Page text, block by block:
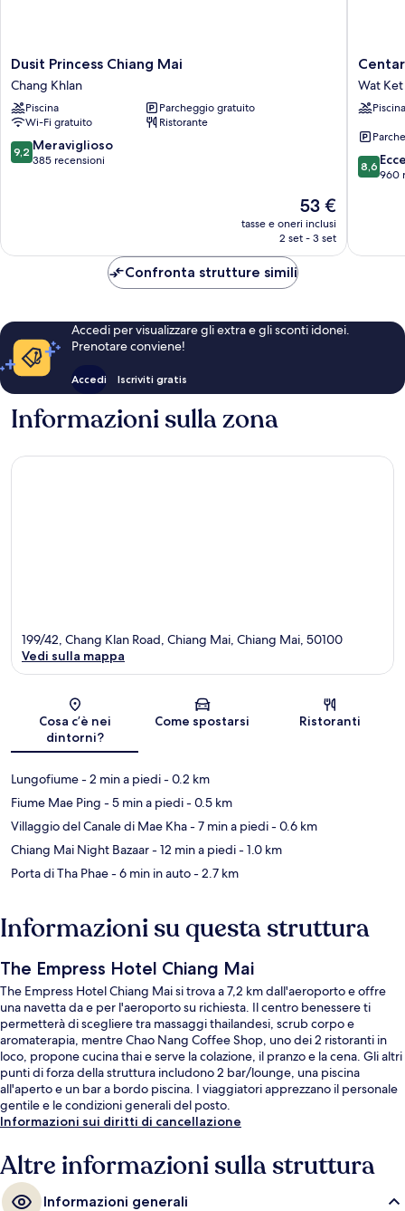
Dusit
Princess
Chiang
Mai
Chang
Khlan
Dusit Princess Chiang Mai
Chang Khlan
Piscina
Parcheggio gratuito
Wi-Fi gratuito
Ristorante
9.2
su
9,2 Meraviglioso
385 recensioni
Il
prezzo
attuale
53 €
tasse e oneri inclusi
2 set - 3 set
Centara
Hotel
Chiang
Wat
Ket
Wat Ket
Piscina
8.6
su
8,6
960
Confronta strutture simili
Accedi per visualizzare gli extra e gli sconti idonei.
Prenotare conviene!
Accedi Iscriviti gratis
Informazioni sulla zona
Mappa
199/42, Chang Klan Road, Chiang Mai, Chiang Mai, 50100
Vedi sulla mappa
Cosa c’è nei
dintorni?
Come spostarsi Ristoranti
Lungofiume- 2 min a piedi- 0.2 km
Fiume Mae Ping - 5 min a piedi- 0.5 km
Villaggio del Canale di Mae Kha- 7 min a piedi- 0.6 km
Chiang Mai Night Bazaar- 12 min a piedi- 1.0 km
Porta di Tha Phae- 6 min in auto- 2.7 km
Informazioni su questa struttura
The Empress Hotel Chiang Mai
The Empress Hotel Chiang Mai si trova a 7,2 km dall'aeroporto e offre
una navetta da e per l'aeroporto su richiesta. Il centro benessere ti
permetterà di scegliere tra massaggi thailandesi, scrub corpo e
aromaterapia, mentre Chao Nang Coffee Shop, uno dei 2 ristoranti in
loco, propone cucina thai e serve la colazione, il pranzo e la cena. Gli altri
punti di forza della struttura includono 2 bar/lounge, una piscina
all'aperto e un bar a bordo piscina. I viaggiatori apprezzano il personale
gentile e le condizioni generali del posto.
Informazioni sui diritti di cancellazione
Altre informazioni sulla struttura
Informazioni generali